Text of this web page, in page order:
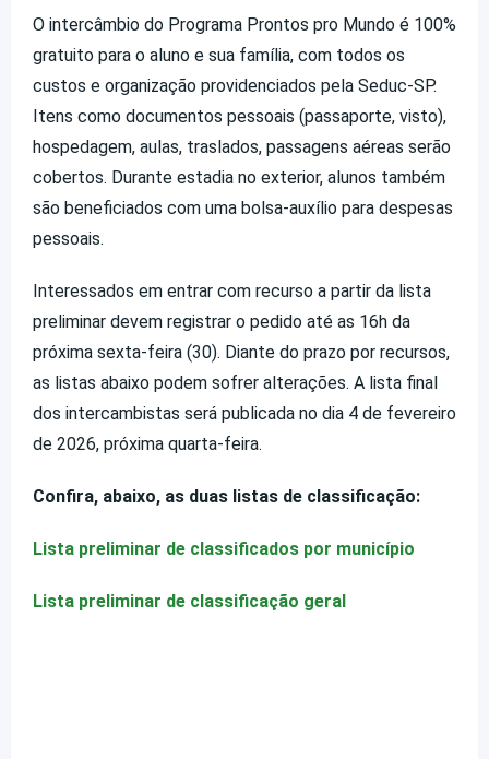
O intercâmbio do Programa Prontos pro Mundo é 100%
gratuito para o aluno e sua família, com todos os
custos e organização providenciados pela Seduc-SP.
Itens como documentos pessoais (passaporte, visto),
hospedagem, aulas, traslados, passagens aéreas serão
cobertos. Durante estadia no exterior, alunos também
são beneficiados com uma bolsa-auxílio para despesas
pessoais.
Interessados em entrar com recurso a partir da lista
preliminar devem registrar o pedido até as 16h da
próxima sexta-feira (30). Diante do prazo por recursos,
as listas abaixo podem sofrer alterações. A lista final
dos intercambistas será publicada no dia 4 de fevereiro
de 2026, próxima quarta-feira.
Confira, abaixo, as duas listas de classificação:
Lista preliminar de classificados por município
Lista preliminar de classificação geral